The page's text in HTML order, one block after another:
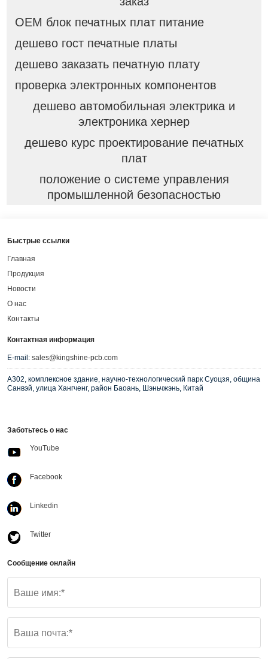
OEM блок печатных плат питание
дешево гост печатные платы
дешево заказать печатную плату
проверка электронных компонентов
дешево автомобильная электрика и
электроника хернер
дешево курс проектирование печатных
плат
положение о системе управления
промышленной безопасностью
Быстрые ссылки
Главная
Продукция
Новости
О нас
Контакты
Контактная информация
E-mail: sales@kingshine-pcb.com
A302, комплексное здание, научно-технологический парк Суоцзя, община
Санвэй, улица Хангченг, район Баоань, Шэньчжэнь, Китай
Заботьтесь о нас
YouTube
Facebook
Linkedin
Twitter
Сообщение онлайн